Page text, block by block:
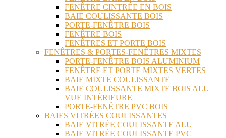
FENÊTRE CINTRÉE EN BOIS
BAIE COULISSANTE BOIS
PORTE-FENÊTRE BOIS
FENÊTRE BOIS
FENÊTRES ET PORTE BOIS
FENÊTRES & PORTES-FENÊTRES MIXTES
PORTE-FENÊTRE BOIS ALUMINIUM
FENÊTRE ET PORTE MIXTES VERTES
BAIE MIXTE COULISSANTE
BAIE COULISSANTE MIXTE BOIS ALU
VUE INTÉRIEURE
PORTE-FENÊTRE PVC BOIS
BAIES VITRÉES COULISSANTES
BAIE VITRÉE COULISSANTE ALU
BAIE VITRÉE COULISSANTE PVC